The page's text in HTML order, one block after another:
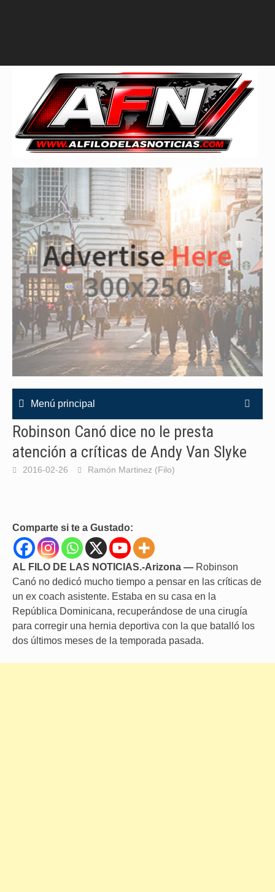
Menú principal
Robinson Canó dice no le presta
atención a críticas de Andy Van Slyke
2016-02-26 Ramón Martinez (Filo)
Comparte si te a Gustado:
AL FILO DE LAS NOTICIAS.-Arizona — Robinson
Canó no dedicó mucho tiempo a pensar en las críticas de
un ex coach asistente. Estaba en su casa en la
República Dominicana, recuperándose de una cirugía
para corregir una hernia deportiva con la que batalló los
dos últimos meses de la temporada pasada.